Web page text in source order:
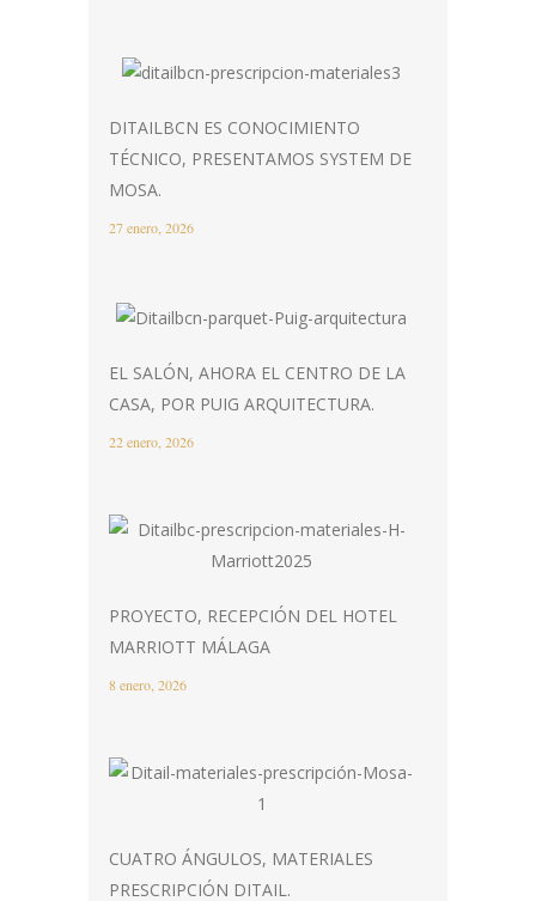
DITAILBCN ES CONOCIMIENTO
TÉCNICO, PRESENTAMOS SYSTEM DE
MOSA.
27 enero, 2026
EL SALÓN, AHORA EL CENTRO DE LA
CASA, POR PUIG ARQUITECTURA.
22 enero, 2026
PROYECTO, RECEPCIÓN DEL HOTEL
MARRIOTT MÁLAGA
8 enero, 2026
CUATRO ÁNGULOS, MATERIALES
PRESCRIPCIÓN DITAIL.